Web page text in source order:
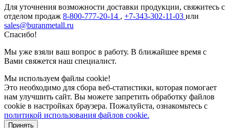
Для уточнения возможности доставки продукции, свяжитесь с
отделом продаж 8-800-777-20-14 , +7-343-302-11-03 или
sales@buranmetall.ru
Спасибо!
Мы уже взяли ваш вопрос в работу. В ближайшее время с
Вами свяжется наш специалист.
Мы используем файлы cookie!
Это необходимо для сбора веб-статистики, которая помогает
нам улучшить сайт. Вы можете запретить обработку файлов
cookie в настройках браузера. Пожалуйста, ознакомьтесь с
политикой использования файлов cookie.
Принять